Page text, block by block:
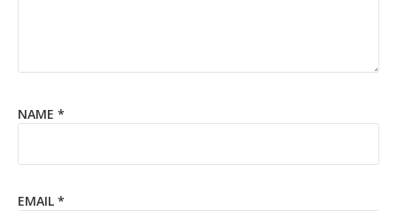
NAME *
EMAIL *